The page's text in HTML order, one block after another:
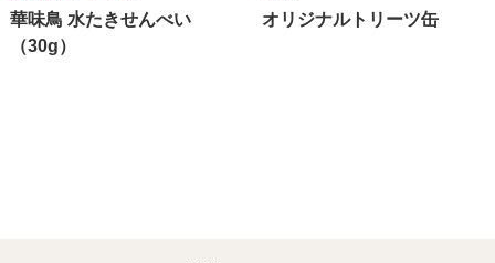
華味鳥 水たきせんべい
（30g）
オリジナルトリーツ缶